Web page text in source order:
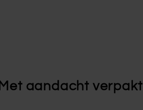
Met aandacht verpakt